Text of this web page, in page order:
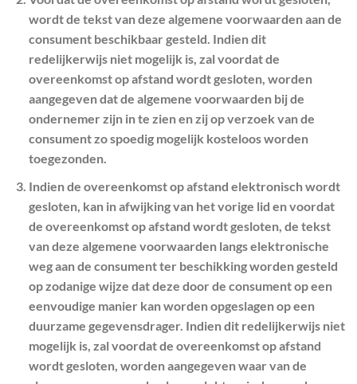
wordt de tekst van deze algemene voorwaarden aan de
consument beschikbaar gesteld. Indien dit
redelijkerwijs niet mogelijk is, zal voordat de
overeenkomst op afstand wordt gesloten, worden
aangegeven dat de algemene voorwaarden bij de
ondernemer zijn in te zien en zij op verzoek van de
consument zo spoedig mogelijk kosteloos worden
toegezonden.
Indien de overeenkomst op afstand elektronisch wordt
gesloten, kan in afwijking van het vorige lid en voordat
de overeenkomst op afstand wordt gesloten, de tekst
van deze algemene voorwaarden langs elektronische
weg aan de consument ter beschikking worden gesteld
op zodanige wijze dat deze door de consument op een
eenvoudige manier kan worden opgeslagen op een
duurzame gegevensdrager. Indien dit redelijkerwijs niet
mogelijk is, zal voordat de overeenkomst op afstand
wordt gesloten, worden aangegeven waar van de